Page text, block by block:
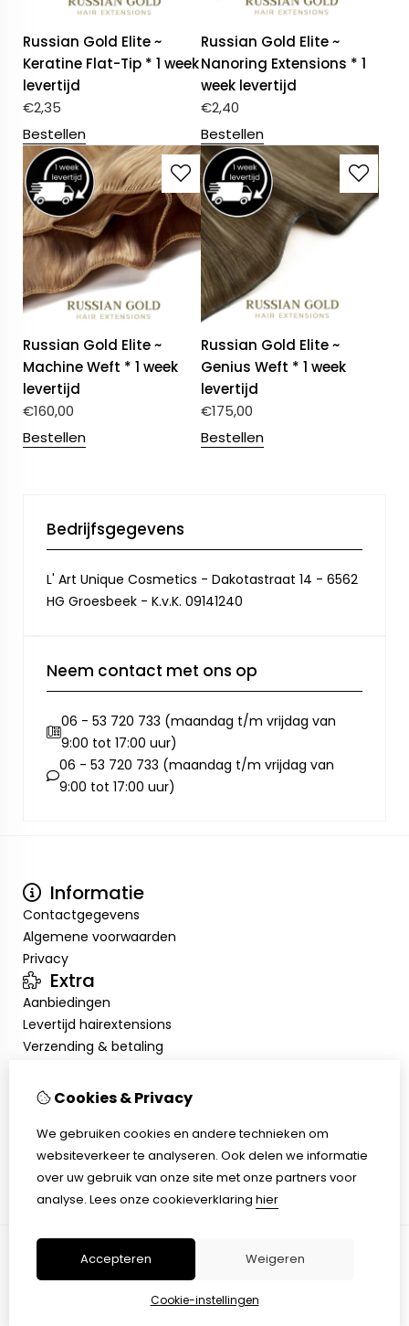
Russian Gold Elite ~
Keratine Flat-Tip * 1 week
levertijd
€2,35
Bestellen
Russian Gold Elite ~
Nanoring Extensions * 1
week levertijd
€2,40
Bestellen
Russian Gold Elite ~
Machine Weft * 1 week
levertijd
€160,00
Bestellen
Russian Gold Elite ~
Genius Weft * 1 week
levertijd
€175,00
Bestellen
Bedrijfsgegevens
L' Art Unique Cosmetics - Dakotastraat 14 - 6562
HG Groesbeek - K.v.K. 09141240
Neem contact met ons op
06 - 53 720 733 (maandag t/m vrijdag van
9:00 tot 17:00 uur)
06 - 53 720 733 (maandag t/m vrijdag van
9:00 tot 17:00 uur)
Informatie
Contactgegevens
Algemene voorwaarden
Privacy
Extra
Aanbiedingen
Levertijd hairextensions
Verzending & betaling
Salonkorting
Mijn account
Inloggen
Bestelhistorie
Verlanglijst
© Copyright 2026 |TSB
Cookies & Privacy
We gebruiken cookies en andere technieken om
websiteverkeer te analyseren. Ook delen we informatie
over uw gebruik van onze site met onze partners voor
analyse. Lees onze cookieverklaring hier
Accepteren Weigeren
Cookie-instellingen